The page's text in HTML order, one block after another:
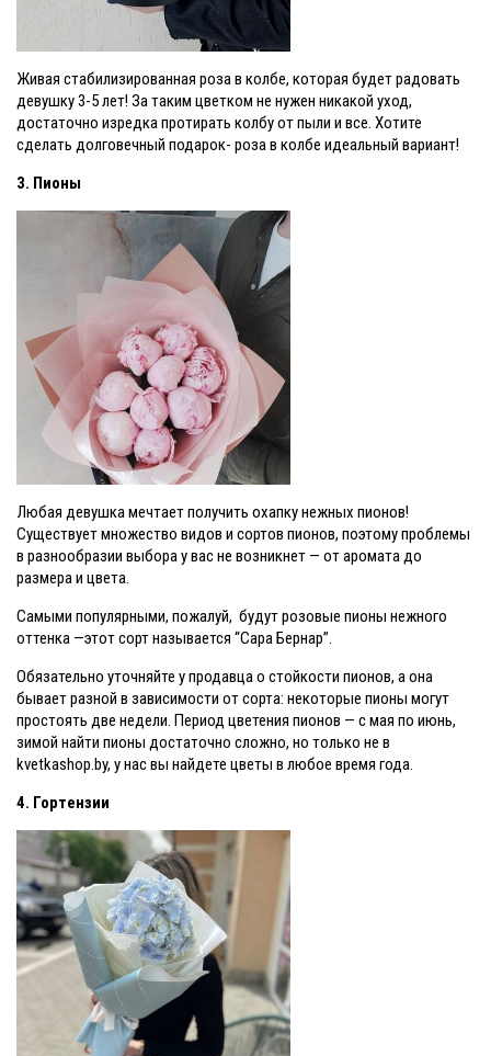
Живая стабилизированная роза в колбе, которая будет радовать
девушку 3-5 лет! За таким цветком не нужен никакой уход,
достаточно изредка протирать колбу от пыли и все. Хотите
сделать долговечный подарок- роза в колбе идеальный вариант!
3. Пионы
Любая девушка мечтает получить охапку нежных пионов!
Существует множество видов и сортов пионов, поэтому проблемы
в разнообразии выбора у вас не возникнет — от аромата до
размера и цвета.
Самыми популярными, пожалуй, будут розовые пионы нежного
оттенка —этот сорт называется “Сара Бернар”.
Обязательно уточняйте у продавца о стойкости пионов, а она
бывает разной в зависимости от сорта: некоторые пионы могут
простоять две недели. Период цветения пионов — с мая по июнь,
зимой найти пионы достаточно сложно, но только не в
kvetkashop.by, у нас вы найдете цветы в любое время года.
4. Гортензии